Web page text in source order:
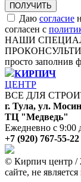
Даю согласие
согласен с
НАШИ
просто заполнив
КИРПИЧ
ЦЕНТР
ВСЕ ДЛЯ
г. Тула, ул.
ТЦ "Медведь"
Ежедневно с 9:00
+7 (920) 767-55-22
© Кирпич центр /
сайте, не